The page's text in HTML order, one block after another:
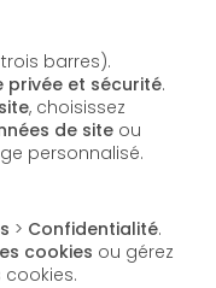
barres).
privée et sécurité.
, choisissez
de site ou
personnalisé.
> Confidentialité.
cookies ou gérez
cookies.